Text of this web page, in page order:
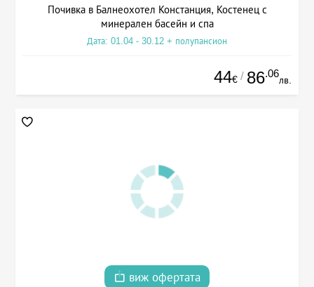
Почивка в Балнеохотел Констанция, Костенец с
минерален басейн и спа
Дата: 01.04 - 30.12 + полупансион
44€ / 86.06
лв.
виж офертата